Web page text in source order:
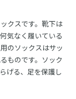
クスです。靴下は
気なく履いている
のソックスはサッ
ものです。ソック
げる、足を保護し